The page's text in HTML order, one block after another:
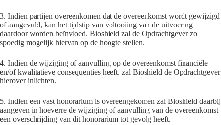
3. Indien partijen overeenkomen dat de overeenkomst wordt gewijzigd
of aangevuld, kan het tijdstip van voltooiing van de uitvoering
daardoor worden beïnvloed. Bioshield zal de Opdrachtgever zo
spoedig mogelijk hiervan op de hoogte stellen.
4. Indien de wijziging of aanvulling op de overeenkomst financiële
en/of kwalitatieve consequenties heeft, zal Bioshield de Opdrachtgever
hierover inlichten.
5. Indien een vast honorarium is overeengekomen zal Bioshield daarbij
aangeven in hoeverre de wijziging of aanvulling van de overeenkomst
een overschrijding van dit honorarium tot gevolg heeft.